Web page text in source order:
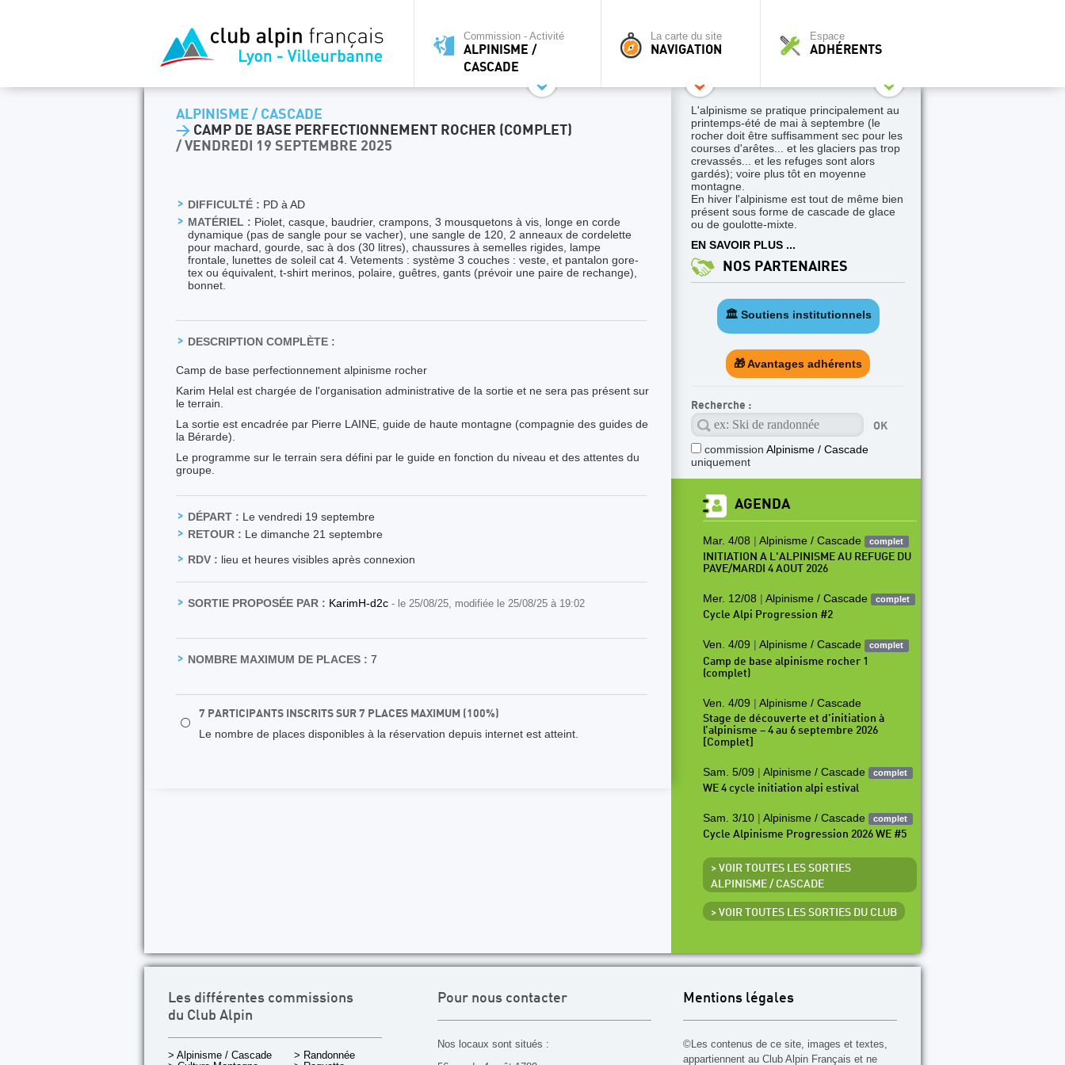
Commission - Activité
ALPINISME /
CASCADE
La carte du site
NAVIGATION
Espace
ADHÉRENTS
ALPINISME / CASCADE
> CAMP DE BASE PERFECTIONNEMENT ROCHER (COMPLET)
/ VENDREDI 19 SEPTEMBRE 2025
DIFFICULTÉ : PD à AD
MATÉRIEL : Piolet, casque, baudrier, crampons, 3 mousquetons à vis, longe en corde
dynamique (pas de sangle pour se vacher), une sangle de 120, 2 anneaux de cordelette
pour machard, gourde, sac à dos (30 litres), chaussures à semelles rigides, lampe
frontale, lunettes de soleil cat 4. Vetements : système 3 couches : veste, et pantalon gore-
tex ou équivalent, t-shirt merinos, polaire, guêtres, gants (prévoir une paire de rechange),
bonnet.
DESCRIPTION COMPLÈTE :
Camp de base perfectionnement alpinisme rocher
Karim Helal est chargée de l'organisation administrative de la sortie et ne sera pas présent sur
le terrain.
La sortie est encadrée par Pierre LAINE, guide de haute montagne (compagnie des guides de
la Bérarde).
Le programme sur le terrain sera défini par le guide en fonction du niveau et des attentes du
groupe.
DÉPART : Le vendredi 19 septembre
RETOUR : Le dimanche 21 septembre
RDV : lieu et heures visibles après connexion
SORTIE PROPOSÉE PAR : KarimH-d2c - le 25/08/25, modifiée le 25/08/25 à 19:02
NOMBRE MAXIMUM DE PLACES : 7
⚪
7 PARTICIPANTS INSCRITS SUR 7 PLACES MAXIMUM (100%)
Le nombre de places disponibles à la réservation depuis internet est atteint.
L'alpinisme se pratique principalement au
printemps-été de mai à septembre (le
rocher doit être suffisamment sec pour les
courses d'arêtes... et les glaciers pas trop
crevassés... et les refuges sont alors
gardés); voire plus tôt en moyenne
montagne.
En hiver l'alpinisme est tout de même bien
présent sous forme de cascade de glace
ou de goulotte-mixte.
EN SAVOIR PLUS ...
NOS PARTENAIRES
🏛️ Soutiens institutionnels
🎁 Avantages adhérents
Recherche :
commission Alpinisme / Cascade
uniquement
AGENDA
Mar. 4/08 | Alpinisme / Cascade complet
INITIATION A L'ALPINISME AU REFUGE DU
PAVE/MARDI 4 AOUT 2026
Mer. 12/08 | Alpinisme / Cascade complet
Cycle Alpi Progression #2
Ven. 4/09 | Alpinisme / Cascade complet
Camp de base alpinisme rocher 1
(complet)
Ven. 4/09 | Alpinisme / Cascade
Stage de découverte et d’initiation à
l’alpinisme – 4 au 6 septembre 2026
[Complet]
Sam. 5/09 | Alpinisme / Cascade complet
WE 4 cycle initiation alpi estival
Sam. 3/10 | Alpinisme / Cascade complet
Cycle Alpinisme Progression 2026 WE #5
> VOIR TOUTES LES SORTIES
ALPINISME / CASCADE
> VOIR TOUTES LES SORTIES DU CLUB
Les différentes commissions
du Club Alpin
> Alpinisme / Cascade
> Randonnée
Pour nous contacter
Nos locaux sont situés :
Mentions légales
©Les contenus de ce site, images et textes,
appartiennent au Club Alpin Français et ne